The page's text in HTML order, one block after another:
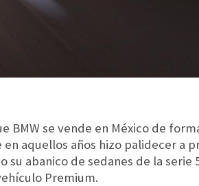
BMW se vende en México de
en aquellos años hizo palidecer
abanico de sedanes de la
Premium.